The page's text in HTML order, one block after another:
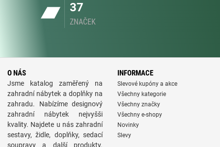
37
ZNAČEK
O NÁS
Jsme katalog zaměřený na
zahradní nábytek a doplňky na
zahradu. Nabízíme designový
zahradní nábytek nejvyšši
kvality. Najdete u nás zahradní
sestavy, židle, doplňky, sedací
soupravy a další produkty.
INFORMACE
Slevové kupóny a akce
Všechny kategorie
Všechny značky
Všechny e-shopy
Novinky
Slevy